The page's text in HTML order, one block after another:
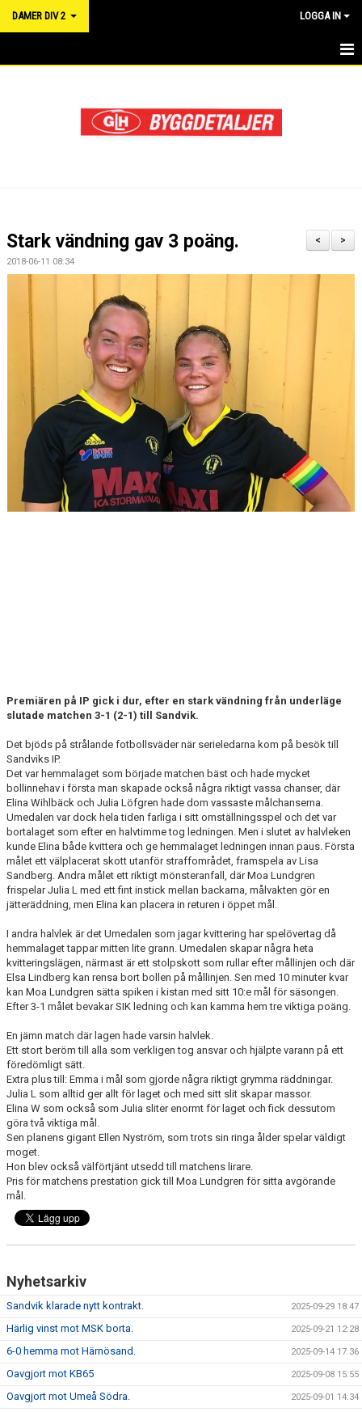
DAMER DIV 2 LOGGA IN
MATCHER
RÅD OCH VÅRD FÖR IDROTTSSKADOR - FÖRSÄKRING
LÄNKAR
>
<
Stark vändning gav 3 poäng.
2018-06-11 08:34
Premiären på IP gick i dur, efter en stark vändning från underläge
slutade matchen 3-1 (2-1) till Sandvik.
Det bjöds på strålande fotbollsväder när serieledarna kom på besök till
Sandviks IP.
Det var hemmalaget som började matchen bäst och hade mycket
bollinnehav i första man skapade också några riktigt vassa chanser, där
Elina Wihlbäck och Julia Löfgren hade dom vassaste målchanserna.
Umedalen var dock hela tiden farliga i sitt omställningsspel och det var
bortalaget som efter en halvtimme tog ledningen. Men i slutet av halvleken
kunde Elina både kvittera och ge hemmalaget ledningen innan paus. Första
målet ett välplacerat skott utanför straffområdet, framspela av Lisa
Sandberg. Andra målet ett riktigt mönsteranfall, där Moa Lundgren
frispelar Julia L med ett fint instick mellan backarna, målvakten gör en
jätteräddning, men Elina kan placera in returen i öppet mål.
I andra halvlek är det Umedalen som jagar kvittering har spelövertag då
hemmalaget tappar mitten lite grann. Umedalen skapar några heta
kvitteringslägen, närmast är ett stolpskott som rullar efter mållinjen och där
Elsa Lindberg kan rensa bort bollen på mållinjen. Sen med 10 minuter kvar
kan Moa Lundgren sätta spiken i kistan med sitt 10:e mål för säsongen.
Efter 3-1 målet bevakar SIK ledning och kan kamma hem tre viktiga poäng.
En jämn match där lagen hade varsin halvlek.
Ett stort beröm till alla som verkligen tog ansvar och hjälpte varann på ett
föredömligt sätt.
Extra plus till: Emma i mål som gjorde några riktigt grymma räddningar.
Julia L som alltid ger allt för laget och med sitt slit skapar massor.
Elina W som också som Julia sliter enormt för laget och fick dessutom
göra två viktiga mål.
Sen planens gigant Ellen Nyström, som trots sin ringa ålder spelar väldigt
moget.
Hon blev också välförtjänt utsedd till matchens lirare.
Pris för matchens prestation gick till Moa Lundgren för sitta avgörande
mål.
Nyhetsarkiv
Sandvik klarade nytt kontrakt. 2025-09-29 18:47
Härlig vinst mot MSK borta. 2025-09-21 12:28
6-0 hemma mot Härnösand. 2025-09-14 17:36
Oavgjort mot KB65 2025-09-08 15:55
Oavgjort mot Umeå Södra. 2025-09-01 14:34